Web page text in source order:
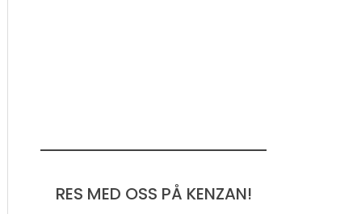
RES MED OSS PÅ KENZAN!